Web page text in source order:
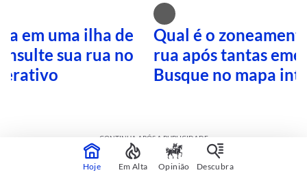
em uma ilha de
sua rua no
Qual é o
rua após tantas
Busque no mapa
CONTINUA APÓS A PUBLICIDADE
Hoje Em Alta Opinião Descubra